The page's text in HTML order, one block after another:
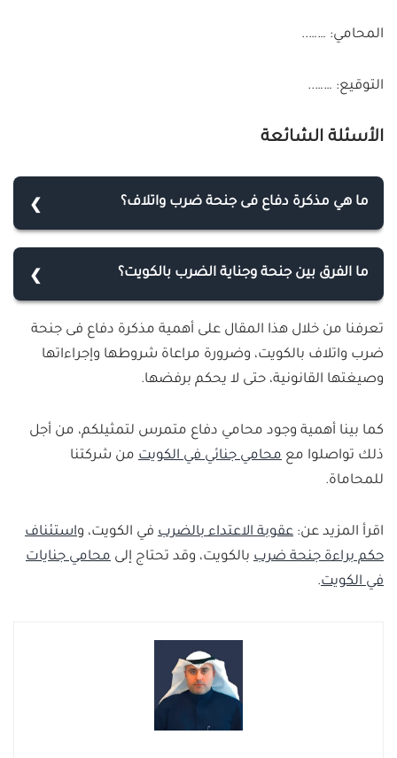
المحامي: ……..
التوقيع: ……..
الأسئلة الشائعة
ما هي مذكرة دفاع فى جنحة ضرب واتلاف؟
مفصلية تستخدم للدفاع، وتقدمها الأطراف الدفاعية أو
والإتلاف.
ما الفرق بين جنحة وجناية الضرب بالكويت؟
يعاقب مرتكبها بالحبس لمدة لا تتجاوز الثلاث سنوات،
بينما جناية الضرب يعاقب مرتكبها بالحبس أكثر من ذلك
قد تتراوح بين الخمس والعشر سنوات لجسامة الأضرار
تعرفنا من خلال هذا المقال على أهمية مذكرة دفاع فى جنحة
ضرب واتلاف بالكويت، وضرورة مراعاة شروطها وإجراءاتها
وصيغتها القانونية، حتى لا يحكم برفضها.
كما بينا أهمية وجود محامي دفاع متمرس لتمثيلكم، من أجل
ذلك تواصلوا مع محامي جنائي في الكويت من شركتنا
للمحاماة.
اقرأ المزيد عن: عقوبة الاعتداء بالضرب في الكويت، واستئناف
حكم براءة جنحة ضرب بالكويت، وقد تحتاج إلى محامي جنايات
في الكويت.